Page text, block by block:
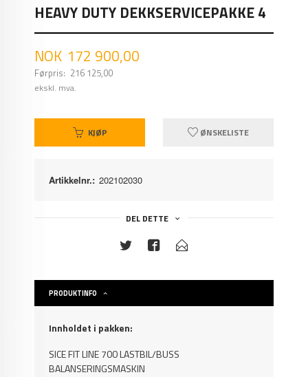
HEAVY DUTY DEKKSERVICEPAKKE 4
Tilbud
NOK 172 900,00
Førpris: 216 125,00
Rabatt
ekskl. mva.
KJØP ØNSKELISTE
Artikkelnr.: 202102030
DEL DETTE
PRODUKTINFO
Innholdet i pakken:
SICE FIT LINE 700 LASTBIL/BUSS
BALANSERINGSMASKIN